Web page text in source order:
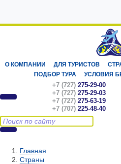
О КОМПАНИИ ДЛЯ ТУРИСТОВ
ПОДБОР ТУРА
УСЛОВИЯ
+7 (727) 275-29-00
+7 (727) 275-29-03
+7 (727) 275-63-19
+7 (707) 225-48-40
Главная
Страны